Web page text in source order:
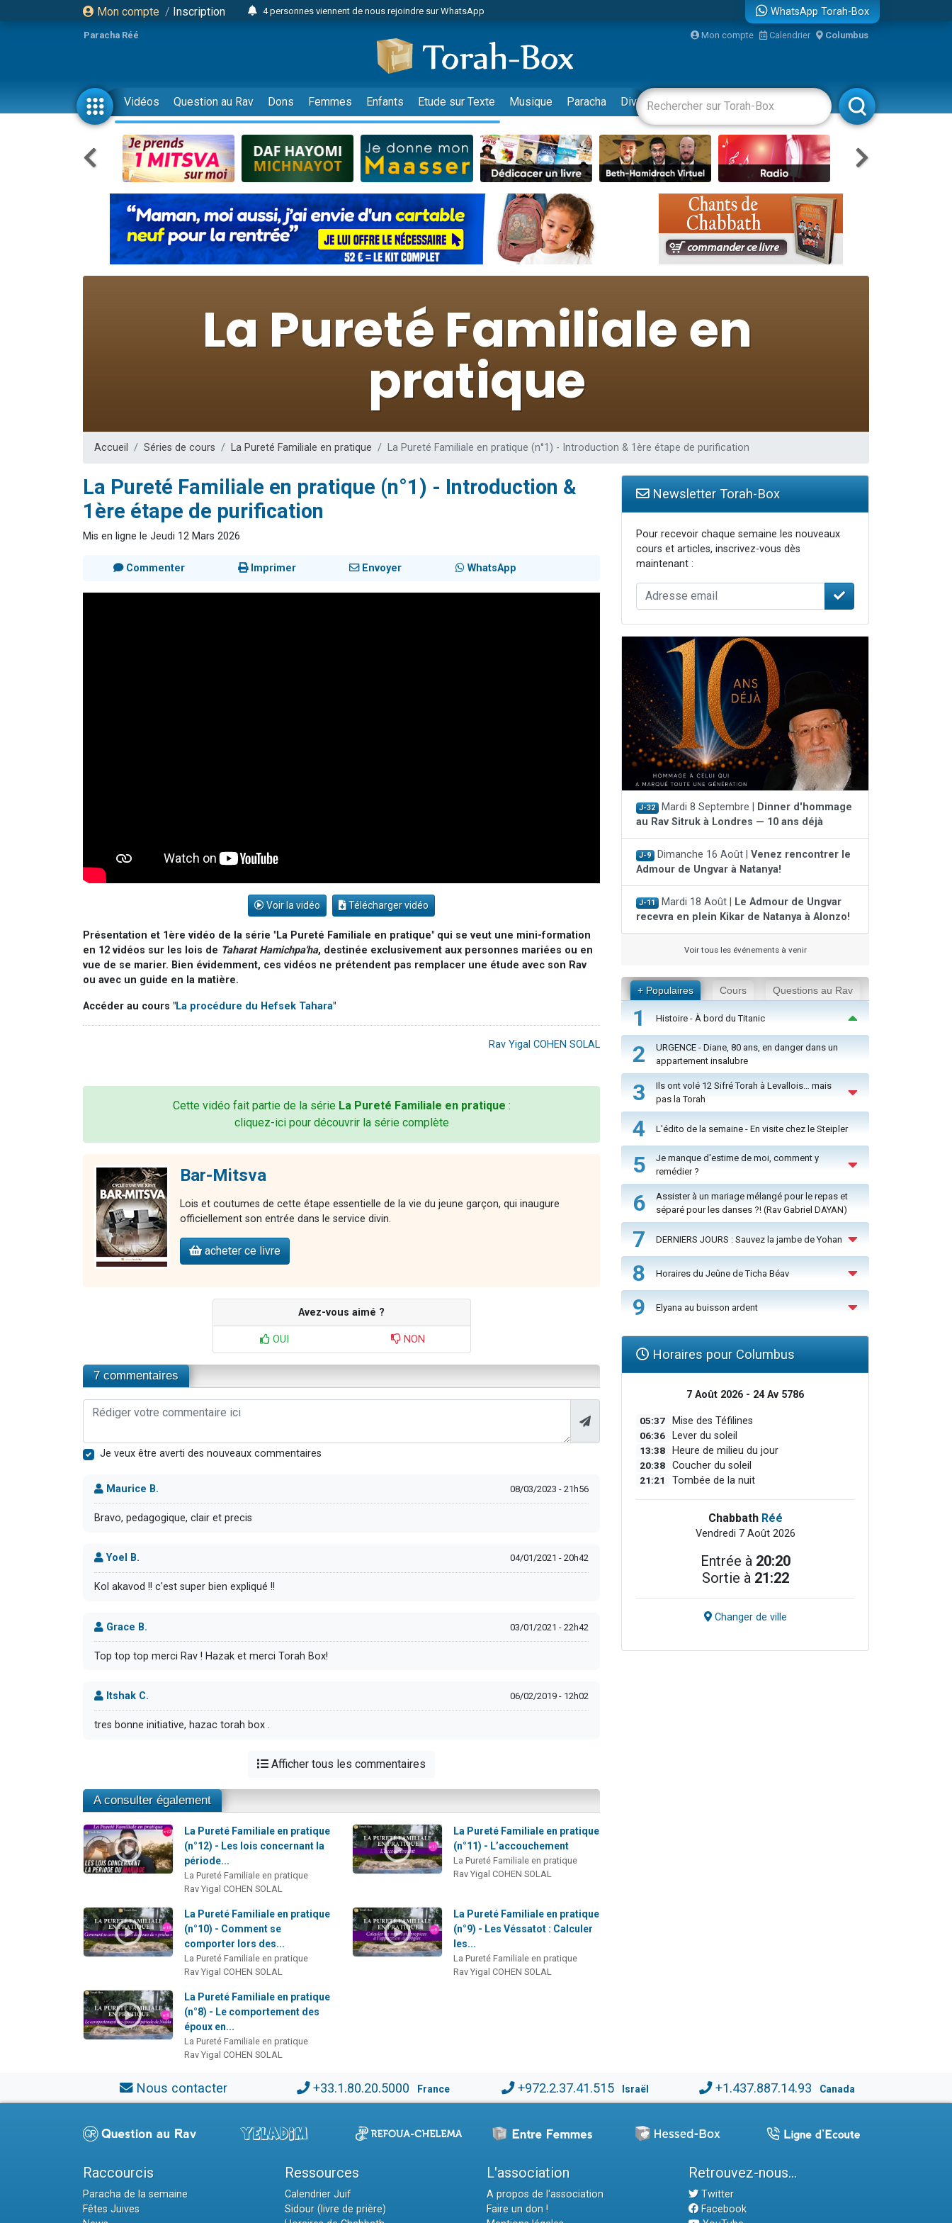
Mon compte / Inscription
4 personnes viennent de nous rejoindre sur WhatsApp
Odaya vient de donner son Maasser
3 personnes viennent de faire un don pour 5 jours de vacances aux Orphelins
3 personnes viennent de faire un don pour Diane, 80 ans, dans un appartement insalubre
13 personnes viennent de demander une bénédiction
2 personnes viennent de nous rejoindre sur WhatsApp
30 personnes viennent de faire un don pour Sauvez la jambe de Yohan
Il reste 49 places pour étudier en groupe sur Zoom
12 nouvelles musiques dans Torah-Box Music
3 personnes viennent de nous rejoindre sur WhatsApp
2 personnes viennent de nous rejoindre sur WhatsApp
3 personnes viennent de nous rejoindre sur WhatsApp
8 personnes viennent de faire un don pour Tsédaka : pauvres d'Israel
Nouvelle émission radio : Visions de grandeur n°104 : Le Chabbath et le Birkat Hamazone à travers le temps
61 personnes viennent de demander une bénédiction
Ariel vient de donner son Maasser
Il reste 49 places pour étudier en groupe sur Zoom
WhatsApp Torah-Box
Paracha Réé Mon compte Calendrier Columbus
Vidéos Question au Rav Dons Femmes Enfants Etude sur Texte Musique Paracha Divertissements Livres Rabbanim
Accueil Séries de cours La Pureté Familiale en pratique La Pureté Familiale en pratique (n°1) - Introduction & 1ère étape de purification
La Pureté Familiale en pratique (n°1) - Introduction &
1ère étape de purification
Mis en ligne le Jeudi 12 Mars 2026
Commenter Imprimer Envoyer WhatsApp
Voir la vidéo Télécharger vidéo
Présentation et 1ère vidéo de la série "La Pureté Familiale en pratique" qui se veut une mini-formation
en 12 vidéos sur les lois de Taharat Hamichpa'ha, destinée exclusivement aux personnes mariées ou en
vue de se marier. Bien évidemment, ces vidéos ne prétendent pas remplacer une étude avec son Rav
ou avec un guide en la matière.
Accéder au cours "La procédure du Hefsek Tahara"
Rav Yigal COHEN SOLAL
Cette vidéo fait partie de la série La Pureté Familiale en pratique :
cliquez-ici pour découvrir la série complète
Bar-Mitsva
Lois et coutumes de cette étape essentielle de la vie du jeune garçon, qui inaugure
officiellement son entrée dans le service divin.
acheter ce livre
Avez-vous aimé ?
OUI NON
7 commentaires
Je veux être averti des nouveaux commentaires
Maurice B. 08/03/2023 - 21h56
Bravo, pedagogique, clair et precis
Yoel B. 04/01/2021 - 20h42
Kol akavod !! c'est super bien expliqué !!
Grace B. 03/01/2021 - 22h42
Top top top merci Rav ! Hazak et merci Torah Box!
Itshak C. 06/02/2019 - 12h02
tres bonne initiative, hazac torah box .
Afficher tous les commentaires
A consulter également
La Pureté Familiale en pratique
(n°12) - Les lois concernant la
période...
La Pureté Familiale en pratique
Rav Yigal COHEN SOLAL
La Pureté Familiale en pratique
(n°11) - L’accouchement
La Pureté Familiale en pratique
Rav Yigal COHEN SOLAL
La Pureté Familiale en pratique
(n°10) - Comment se
comporter lors des...
La Pureté Familiale en pratique
Rav Yigal COHEN SOLAL
La Pureté Familiale en pratique
(n°9) - Les Véssatot : Calculer
les...
La Pureté Familiale en pratique
Rav Yigal COHEN SOLAL
La Pureté Familiale en pratique
(n°8) - Le comportement des
époux en...
La Pureté Familiale en pratique
Rav Yigal COHEN SOLAL
Newsletter Torah-Box
Pour recevoir chaque semaine les nouveaux
cours et articles, inscrivez-vous dès
maintenant :
J-32 Mardi 8 Septembre |
Dinner d'hommage
au Rav Sitruk à Londres — 10 ans déjà
J-9 Dimanche 16 Août | Venez rencontrer le
Admour de Ungvar à Natanya!
J-11 Mardi 18 Août |
Le Admour de Ungvar
recevra en plein Kikar de Natanya à Alonzo!
Voir tous les événements à venir
+ Populaires Cours Questions au Rav
1 Histoire - À bord du Titanic
2
URGENCE - Diane, 80 ans, en danger dans un
appartement insalubre
3
Ils ont volé 12 Sifré Torah à Levallois… mais
pas la Torah
4 L'édito de la semaine - En visite chez le Steipler
5
Je manque d'estime de moi, comment y
remédier ?
6
Assister à un mariage mélangé pour le repas et
séparé pour les danses ?! (Rav Gabriel DAYAN)
7 DERNIERS JOURS : Sauvez la jambe de Yohan
8 Horaires du Jeûne de Ticha Béav
9 Elyana au buisson ardent
Horaires pour Columbus
7 Août 2026 - 24 Av 5786
05:37 Mise des Téfilines
06:36 Lever du soleil
13:38 Heure de milieu du jour
20:38 Coucher du soleil
21:21 Tombée de la nuit
Chabbath Réé
Vendredi 7 Août 2026
Entrée à 20:20
Sortie à 21:22
Changer de ville
Nous contacter +33.1.80.20.5000 France +972.2.37.41.515 Israël +1.437.887.14.93 Canada
Raccourcis
Paracha de la semaine
Fêtes Juives
Ressources
Calendrier Juif
Sidour (livre de prière)
L'association
A propos de l'association
Faire un don !
Retrouvez-nous...
Twitter
Facebook